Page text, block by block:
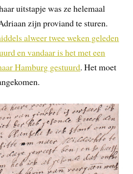
uitstapje was ze helemaal
zijn proviand te sturen.
alweer twee weken geleden
en vandaar is het met een
Hamburg gestuurd. Het moet